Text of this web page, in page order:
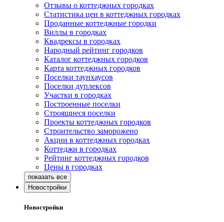
Отзывы о коттеджных городках
Статистика цен в коттеджных городках
Проданные коттеджные городки
Виллы в городках
Квадрексы в городках
Народный рейтинг городков
Каталог коттеджных городков
Карта коттеджных городков
Поселки таунхаусов
Поселки дуплексов
Участки в городках
Построенные поселки
Строящиеся поселки
Проекты коттеджных городков
Строительство заморожено
Акции в коттеджных городках
Коттеджи в городках
Рейтинг коттеджных городков
Цены в городках
Новостройки
Новостройки